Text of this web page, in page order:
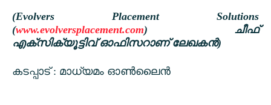
(Evolvers Placement Solutions
(www.evolversplacement.com) ചീഫ്
എക്സിക്യൂട്ടിവ് ഓഫിസറാണ് ലേഖകൻ)
കടപ്പാട് : മാധ്യമം ഓൺലൈൻ